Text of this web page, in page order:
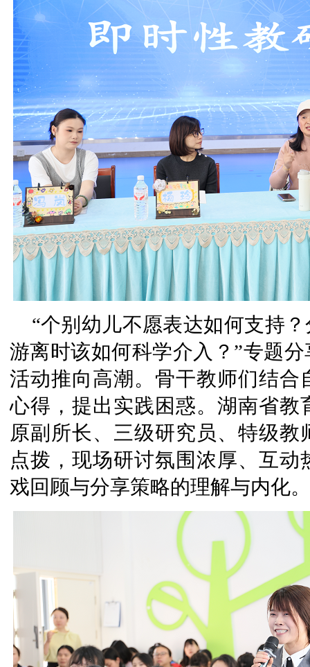
“个别幼儿不愿表达如何支持
游离时该如何科学介入？”专题
活动推向高潮。骨干教师们结
心得，提出实践困惑。湖南省
原副所长、三级研究员、特级
点拨，现场研讨氛围浓厚、互
戏回顾与分享策略的理解与内化。